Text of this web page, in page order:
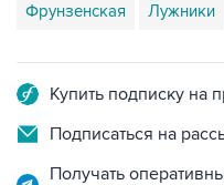
Фрунзенская Лужники
Купить подписку на
Подписаться на
Получать